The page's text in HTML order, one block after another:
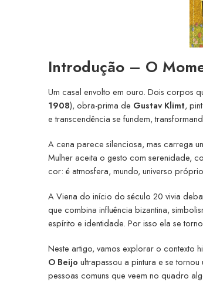
Introdução – O
Um casal envolto em ouro. Dois corpos
1908), obra-prima de Gustav Klimt,
e transcendência se fundem,
A cena parece silenciosa, mas carrega
Mulher aceita o gesto com serenidade,
cor: é atmosfera, mundo, universo
A Viena do início do século 20 vivia
que combina influência bizantina,
espírito e identidade. Por isso ela se
Neste artigo, vamos explorar o contexto
O Beijo ultrapassou a pintura e se
pessoas comuns que veem no quadro